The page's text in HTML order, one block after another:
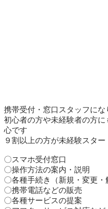
携帯受付・窓口スタッフにな
初心者の方や未経験者の方
心です
９割以上の方が未経験スタ
〇スマホ受付窓口
〇操作方法の案内・説明
〇各種手続き（新規・変更・
〇携帯電話などの販売
〇各種サービスの提案